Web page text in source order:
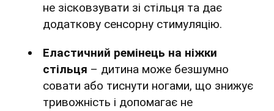
не зісковзувати зі стільця та дає
додаткову сенсорну стимуляцію.
Еластичний ремінець на ніжки
стільця – дитина може безшумно
совати або тиснути ногами, що знижує
тривожність і допомагає не